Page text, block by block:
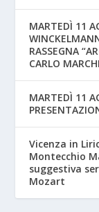
MARTEDÌ 11
RASSEGNA
CARLO
MARTEDÌ 11
Vicenza in
Montecchio
suggestiva
Mozart